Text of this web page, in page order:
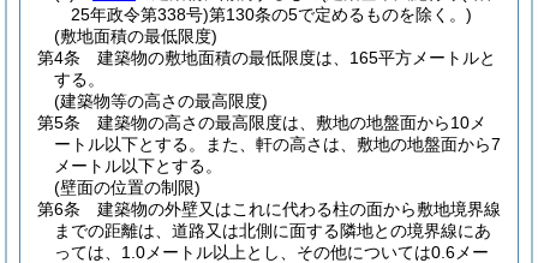
25年政令第338号)第130条の5で定めるものを除く。)
(敷地面積の最低限度)
第4条
建築物の敷地面積の最低限度は、165平方メートルと
する。
(建築物等の高さの最高限度)
第5条
建築物の高さの最高限度は、敷地の地盤面から10メ
ートル以下とする。
また、軒の高さは、敷地の地盤面から7
メートル以下とする。
(壁面の位置の制限)
第6条
建築物の外壁又はこれに代わる柱の面から敷地境界線
までの距離は、道路又は北側に面する隣地との境界線にあ
っては、1.0メートル以上とし、その他については0.6メー